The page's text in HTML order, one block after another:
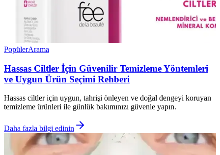
PopülerArama
Hassas Ciltler İçin Güvenilir Temizleme Yöntemleri
ve Uygun Ürün Seçimi Rehberi
Hassas ciltler için uygun, tahrişi önleyen ve doğal dengeyi koruyan
temizleme ürünleri ile günlük bakımınızı güvenle yapın.
Daha fazla bilgi edinin